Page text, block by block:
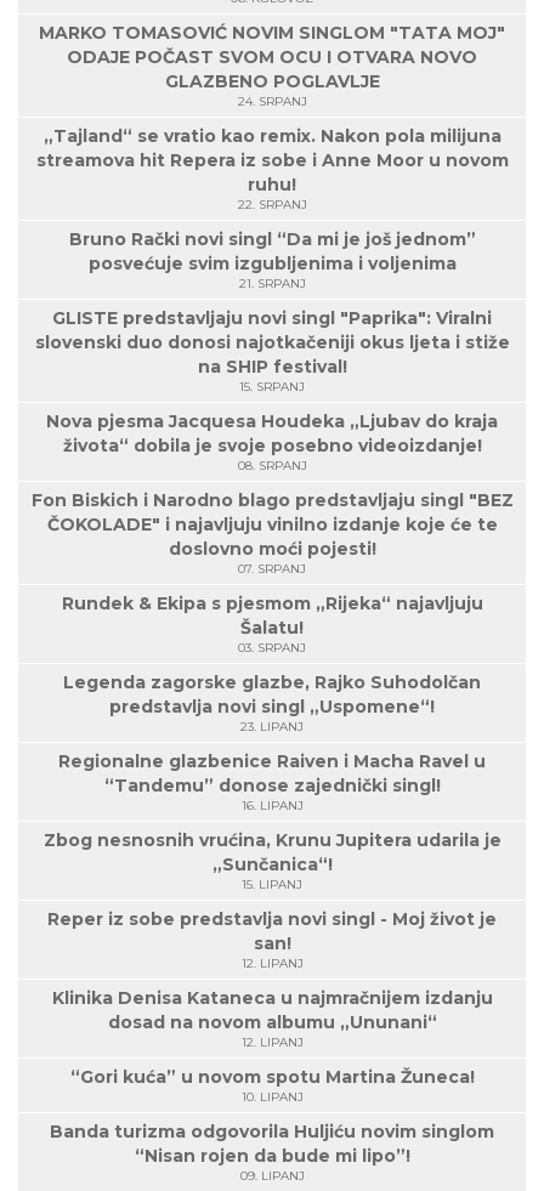
MARKO TOMASOVIĆ NOVIM SINGLOM "TATA MOJ"
ODAJE POČAST SVOM OCU I OTVARA NOVO
GLAZBENO POGLAVLJE
24. SRPANJ
„Tajland“ se vratio kao remix. Nakon pola milijuna
streamova hit Repera iz sobe i Anne Moor u novom
ruhu!
22. SRPANJ
Bruno Rački novi singl “Da mi je još jednom”
posvećuje svim izgubljenima i voljenima
21. SRPANJ
GLISTE predstavljaju novi singl "Paprika": Viralni
slovenski duo donosi najotkačeniji okus ljeta i stiže
na SHIP festival!
15. SRPANJ
Nova pjesma Jacquesa Houdeka „Ljubav do kraja
života“ dobila je svoje posebno videoizdanje!
08. SRPANJ
Fon Biskich i Narodno blago predstavljaju singl "BEZ
ČOKOLADE" i najavljuju vinilno izdanje koje će te
doslovno moći pojesti!
07. SRPANJ
Rundek & Ekipa s pjesmom „Rijeka“ najavljuju
Šalatu!
03. SRPANJ
Legenda zagorske glazbe, Rajko Suhodolčan
predstavlja novi singl „Uspomene“!
23. LIPANJ
Regionalne glazbenice Raiven i Macha Ravel u
“Tandemu” donose zajednički singl!
16. LIPANJ
Zbog nesnosnih vrućina, Krunu Jupitera udarila je
„Sunčanica“!
15. LIPANJ
Reper iz sobe predstavlja novi singl - Moj život je
san!
12. LIPANJ
Klinika Denisa Kataneca u najmračnijem izdanju
dosad na novom albumu „Ununani“
12. LIPANJ
“Gori kuća” u novom spotu Martina Žuneca!
10. LIPANJ
Banda turizma odgovorila Huljiću novim singlom
“Nisan rojen da bude mi lipo”!
09. LIPANJ